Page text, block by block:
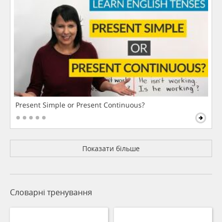
Present Simple or Present Continuous?
Показати більше
Словарні тренування